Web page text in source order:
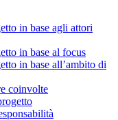
in base agli attori
in base al focus
in base all’ambito di
coinvolte